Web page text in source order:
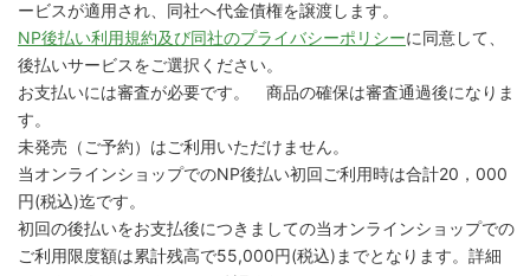
ービスが適用され、同社へ代金債権を譲渡します。
NP後払い利用規約及び同社のプライバシーポリシーに同意して、
後払いサービスをご選択ください。
お支払いには審査が必要です。 商品の確保は審査通過後になりま
す。
未発売（ご予約）はご利用いただけません。
当オンラインショップでのNP後払い初回ご利用時は合計20，000
円(税込)迄です。
初回の後払いをお支払後につきましての当オンラインショップでの
ご利用限度額は累計残高で55,000円(税込)までとなります。詳細